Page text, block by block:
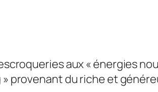
aux « énergies
provenant du riche et